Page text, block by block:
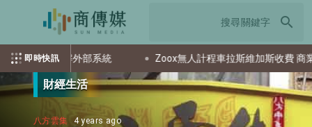
search
即時快訊
解外部系統 Zoox無人計程車拉斯維加斯收費 商業化邁大步
財經生活
八方雲集 4 years ago